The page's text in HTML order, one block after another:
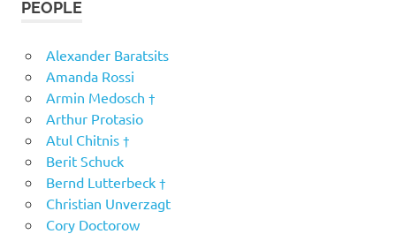
PEOPLE
Alexander Baratsits
Amanda Rossi
Armin Medosch †
Arthur Protasio
Atul Chitnis †
Berit Schuck
Bernd Lutterbeck †
Christian Unverzagt
Cory Doctorow